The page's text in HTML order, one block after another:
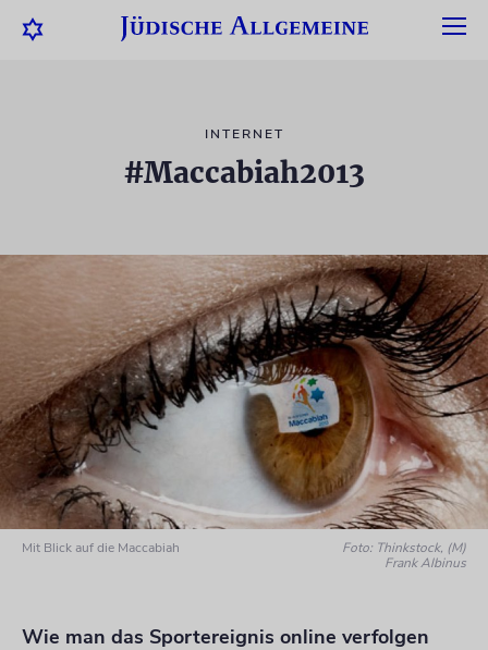
INTERNET
#Maccabiah2013
Mit Blick auf die Maccabiah
Foto: Thinkstock, (M)
Frank Albinus
Wie man das Sportereignis online verfolgen